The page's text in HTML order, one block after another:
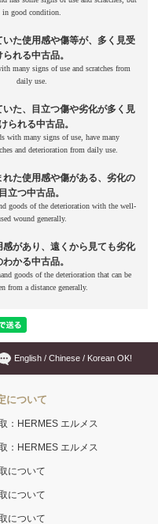
English / Chinese / Korean OK!
について
：HERMES エルメス
：HERMES エルメス
について
について
について